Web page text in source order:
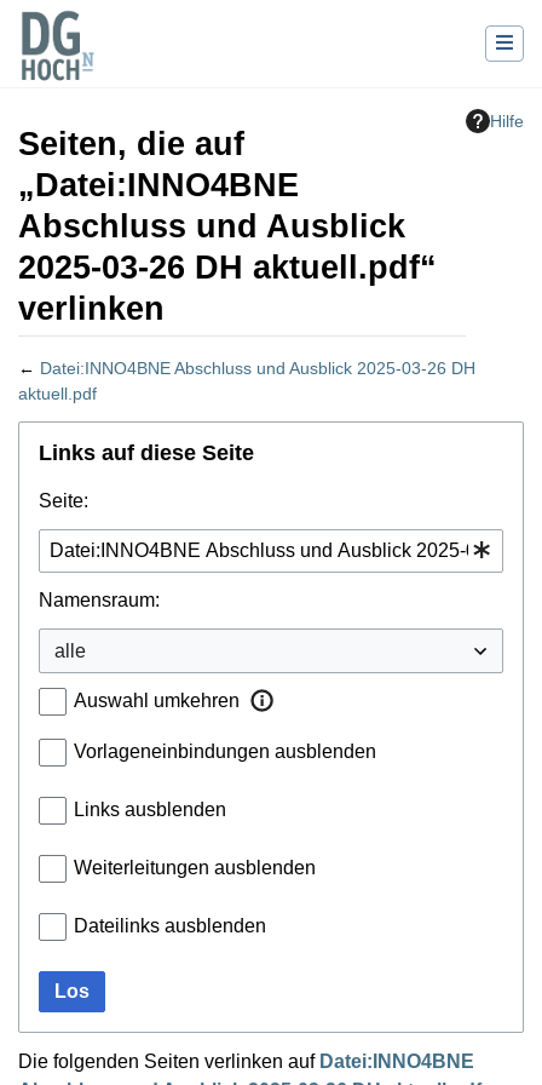
Hilfe
Seiten, die auf
„Datei:INNO4BNE
Abschluss und Ausblick
2025-03-26 DH aktuell.pdf“
verlinken
← Datei:INNO4BNE Abschluss und Ausblick 2025-03-26 DH
aktuell.pdf
Wechseln zu:Navigation,Suche
Links auf diese Seite
Seite:
Namensraum:
Auswahl umkehren
Vorlageneinbindungen ausblenden
Links ausblenden
Weiterleitungen ausblenden
Dateilinks ausblenden
Los
Die folgenden Seiten verlinken auf Datei:INNO4BNE